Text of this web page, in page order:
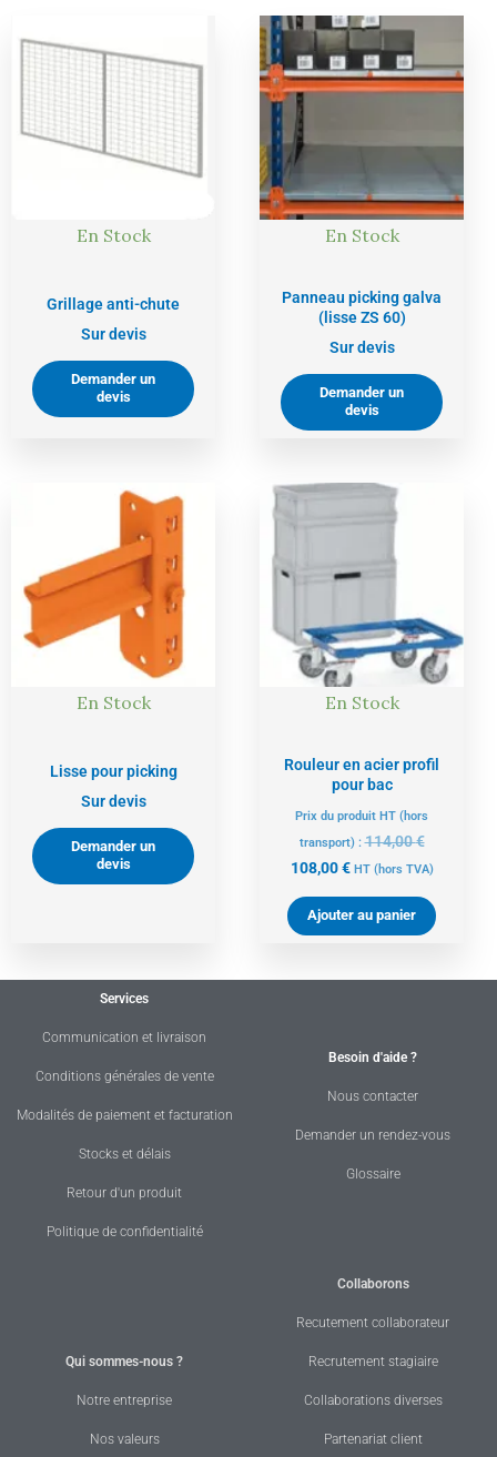
En Stock
Grillage anti-chute
Sur devis
Demander un
devis
En Stock
Panneau picking galva
(lisse ZS 60)
Sur devis
Demander un
devis
En Stock
Lisse pour picking
Sur devis
Demander un
devis
En Stock
Rouleur en acier profil
pour bac
Prix du produit HT (hors
transport) :114,00€
108,00€ HT (hors TVA)
Ajouter au panier
Services
Communication et livraison
Conditions générales de vente
Modalités de paiement et facturation
Stocks et délais
Retour d'un produit
Politique de confidentialité
Besoin d'aide ?
Nous contacter
Demander un rendez-vous
Glossaire
Qui sommes-nous ?
Notre entreprise
Nos valeurs
Collaborons
Recutement collaborateur
Recrutement stagiaire
Collaborations diverses
Partenariat client